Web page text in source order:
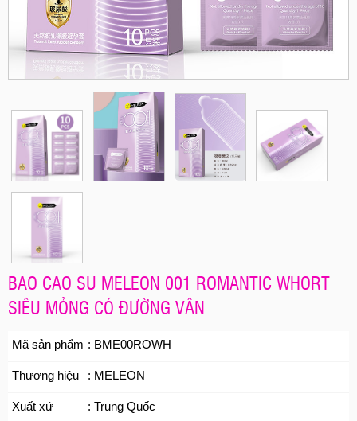
BAO CAO SU MELEON 001 ROMANTIC WHORT
SIÊU MỎNG CÓ ĐƯỜNG VÂN
Mã sản phẩm : BME00ROWH
Thương hiệu : MELEON
Xuất xứ : Trung Quốc